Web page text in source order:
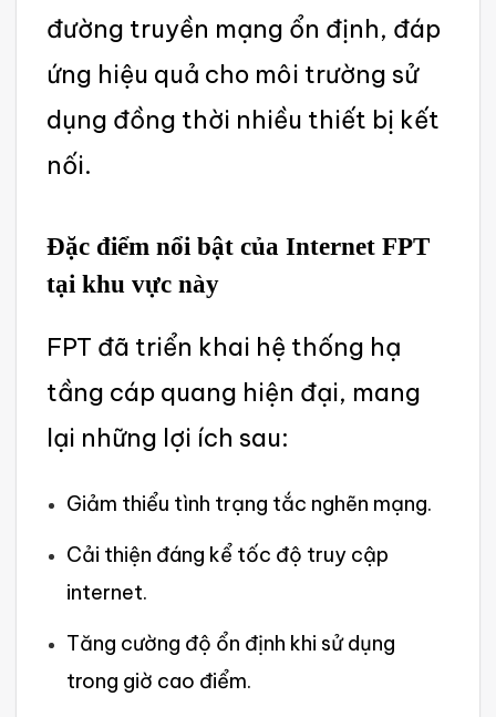
đường truyền mạng ổn định, đáp
ứng hiệu quả cho môi trường sử
dụng đồng thời nhiều thiết bị kết
nối.
Đặc điểm nổi bật của Intern‌et FPT
tại khu vực này
F‌PT đã triể‌n khai hệ thống hạ
tầng cáp quang hiện đại, mang
lại những lợi ích sau:
Giảm thiểu tình trạng tắc nghẽn mạng.
Cải thiện đáng kể tốc độ truy cập
interne‌t.
Tăng cường độ ổn định khi sử dụng
tron‌g giờ cao điểm.‌